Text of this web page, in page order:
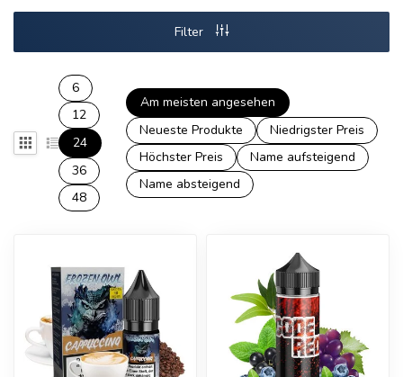
Filter
6
12
24
36
48
Am meisten angesehen
Neueste Produkte
Niedrigster Preis
Höchster Preis
Name aufsteigend
Name absteigend